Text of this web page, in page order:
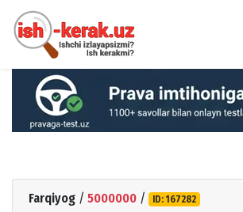
Farqiyog / 5000000 / ID: 167282